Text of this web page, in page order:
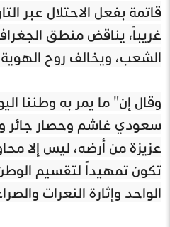
قاتمة بفعل الاحتلال عبر
غريباً، يناقض منطق
الشعب، ويخالف روح الهوية
وقال إن" ما يمر به وطننا
سعودي غاشم وحصار جائر
عزيزة من أرضه، ليس إلا
تكون تمهيداً لتقسيم
الواحد وإثارة النعرات